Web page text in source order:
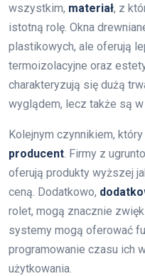
wszystkim, materiał, z
istotną rolę. Okna
plastikowych, ale oferują
termoizolacyjne oraz
charakteryzują się dużą
wyglądem, lecz także są
Kolejnym czynnikiem,
producent . Firmy z
oferują produkty wyższej
ceną. Dodatkowo,
rolet, mogą znacznie
systemy mogą oferować
programowanie czasu ich
użytkowania.